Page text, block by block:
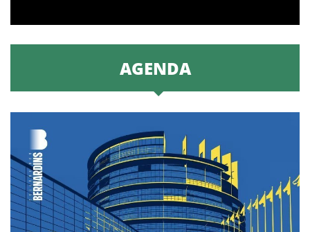
AGENDA